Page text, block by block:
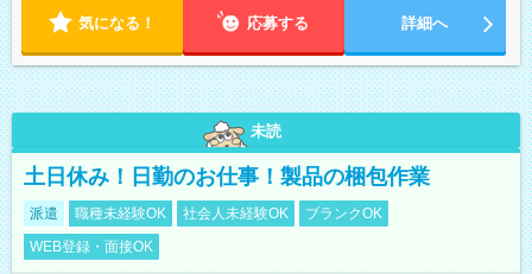
気になる！ 応募する 詳細へ
未読
土日休み！日勤のお仕事！製品の梱包作業
派遣 職種未経験OK 社会人未経験OK
ブランクOK
WEB登録・面接OK